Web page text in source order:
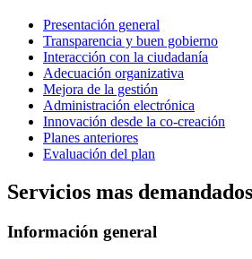
Presentación general
Transparencia y buen gobierno
Interacción con la ciudadanía
Adecuación organizativa
Mejora de la gestión
Administración electrónica
Innovación desde la co-creación
Planes anteriores
Evaluación del plan
Servicios mas
Información general